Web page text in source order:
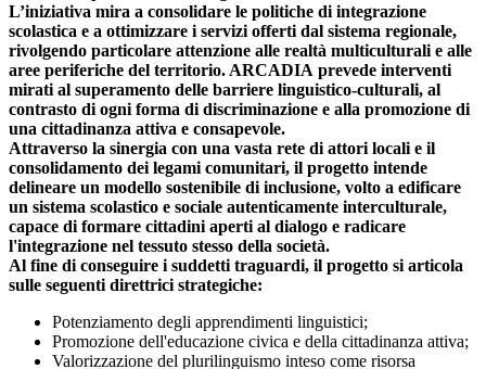
L’iniziativa mira a consolidare le politiche di integrazione
scolastica e a ottimizzare i servizi offerti dal sistema regionale,
rivolgendo particolare attenzione alle realtà multiculturali e alle
aree periferiche del territorio. ARCADIA prevede interventi
mirati al superamento delle barriere linguistico-culturali, al
contrasto di ogni forma di discriminazione e alla promozione di
una cittadinanza attiva e consapevole.
Attraverso la sinergia con una vasta rete di attori locali e il
consolidamento dei legami comunitari, il progetto intende
delineare un modello sostenibile di inclusione, volto a edificare
un sistema scolastico e sociale autenticamente interculturale,
capace di formare cittadini aperti al dialogo e radicare
l'integrazione nel tessuto stesso della società.
Al fine di conseguire i suddetti traguardi, il progetto si articola
sulle seguenti direttrici strategiche:
Potenziamento degli apprendimenti linguistici;
Promozione dell'educazione civica e della cittadinanza attiva;
Valorizzazione del plurilinguismo inteso come risorsa